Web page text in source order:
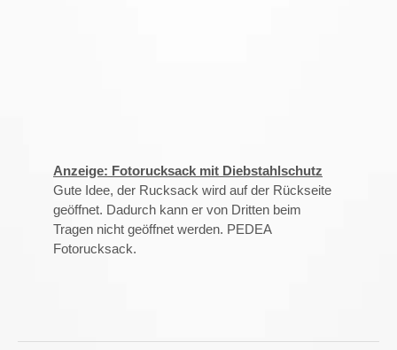
Anzeige: Fotorucksack mit Diebstahlschutz
Gute Idee, der Rucksack wird auf der Rückseite
geöffnet. Dadurch kann er von Dritten beim
Tragen nicht geöffnet werden. PEDEA
Fotorucksack.